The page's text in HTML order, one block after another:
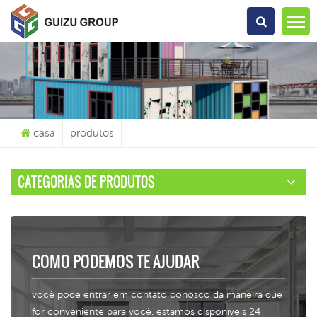
O Que Você Está Procurando?
casa produtos
CATEGORIAS DE PRODUTOS
COMO PODEMOS TE AJUDAR
você pode entrar em contato conosco da maneira que
for conveniente para você. estamos disponíveis 24